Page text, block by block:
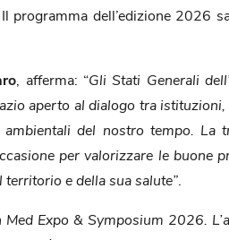
programma dell’edizione 2026
, afferma: “Gli Stati Generali
aperto al dialogo tra
del nostro tempo. La
per valorizzare le buone
e della sua salute”
Expo & Symposium 2026.